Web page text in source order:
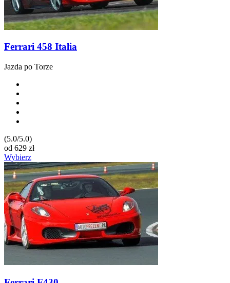
Ferrari 458 Italia
Jazda po Torze
(5.0/5.0)
od 629 zł
Wybierz